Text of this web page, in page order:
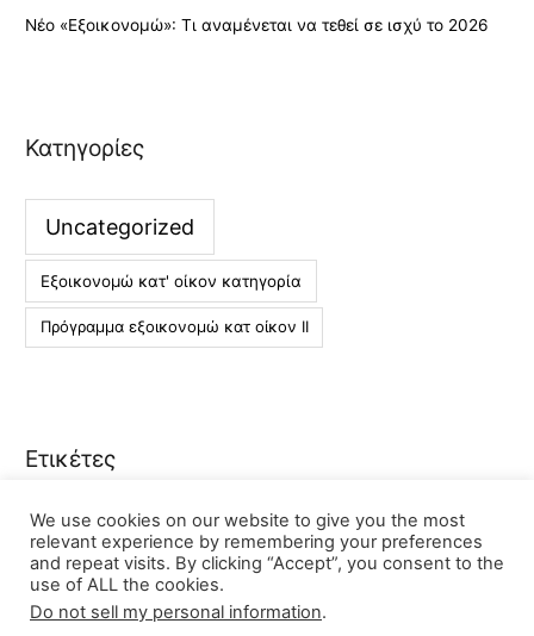
Νέο «Εξοικονομώ»: Τι αναμένεται να τεθεί σε ισχύ το 2026
Κατηγορίες
Uncategorized
Εξοικονομώ κατ' οίκον κατηγορία
Πρόγραμμα εξοικονομώ κατ οίκον ΙΙ
Ετικέτες
εξοικονομώ κατ οίκον ΙΙ εξοικονομώ κατ’ οίκον
εξοικονομώ κατ’ οίκον Θεσσαλονίκη
We use cookies on our website to give you the most
relevant experience by remembering your preferences
and repeat visits. By clicking “Accept”, you consent to the
use of ALL the cookies.
Do not sell my personal information.